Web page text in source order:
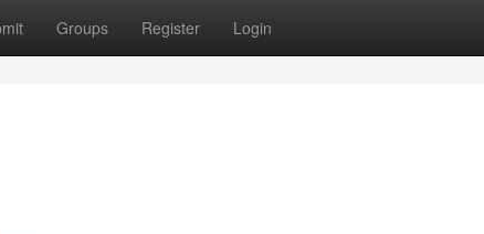
Groups Register Login